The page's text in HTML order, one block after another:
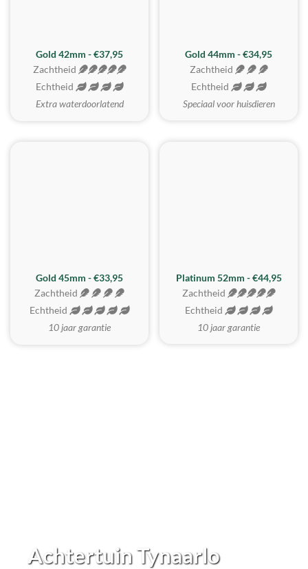
ZACHTSTE
Gold 42mm - €37,95
Zachtheid
Echtheid
Extra waterdoorlatend
Gold 44mm - €34,95
Zachtheid
Echtheid
Speciaal voor huisdieren
REALISTISCH
Gold 45mm - €33,95
Zachtheid
Echtheid
10 jaar garantie
ZACHTSTE
Platinum 52mm - €44,95
Zachtheid
Echtheid
10 jaar garantie
Achtertuin Tynaarlo